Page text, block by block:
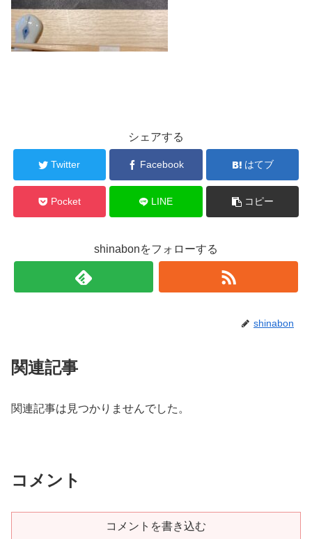
シェアする
Twitter Facebook はてブ
Pocket LINE コピー
shinabonをフォローする
shinabon
関連記事
関連記事は見つかりませんでした。
コメント
コメントを書き込む